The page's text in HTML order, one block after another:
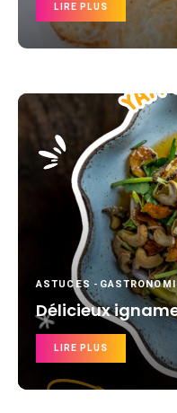
LIRE PLUS
ASTUCES -
Délicieux
LIRE PLUS